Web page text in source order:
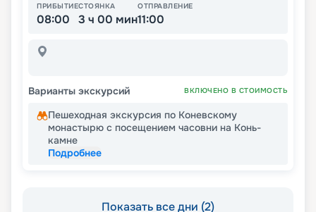
ПРИБЫТИЕ
08:00
СТОЯНКА
3 ч 00 мин
ОТПРАВЛЕНИЕ
11:00
Варианты экскурсий ВКЛЮЧЕНО В СТОИМОСТЬ
Пешеходная экскурсия по Коневскому
монастырю с посещением часовни на Конь-
камне
Подробнее
Показать все дни (2)